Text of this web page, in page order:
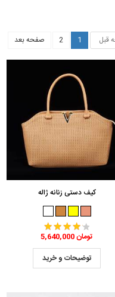
قبل
1
2 صفحه بعد
کیف دستی زنانه ژاله
5,640,000 تومان
توضیحات و خرید